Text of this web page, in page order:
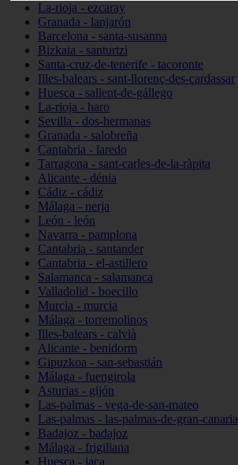
La-rioja - ezcaray
Granada - lanjarón
Barcelona - santa-susanna
Bizkaia - santurtzi
Santa-cruz-de-tenerife - tacoronte
Illes-balears - sant-llorenç-des-cardassar
Huesca - sallent-de-gállego
La-rioja - haro
Sevilla - dos-hermanas
Granada - salobreña
Cantabria - laredo
Tarragona - sant-carles-de-la-ràpita
Alicante - dénia
Cádiz - cádiz
Málaga - nerja
León - león
Navarra - pamplona
Cantabria - santander
Cantabria - el-astillero
Salamanca - salamanca
Valladolid - boecillo
Murcia - murcia
Málaga - torremolinos
Illes-balears - calvià
Alicante - benidorm
Gipuzkoa - san-sebastián
Málaga - fuengirola
Asturias - gijón
Las-palmas - vega-de-san-mateo
Las-palmas - las-palmas-de-gran-canaria
Badajoz - badajoz
Málaga - frigiliana
Huesca - jaca